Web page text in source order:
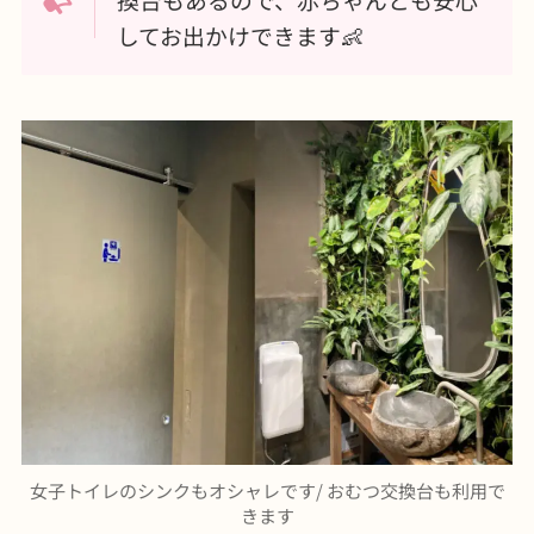
してお出かけできます👶
女子トイレのシンクもオシャレです/ おむつ交換台も利用で
きます